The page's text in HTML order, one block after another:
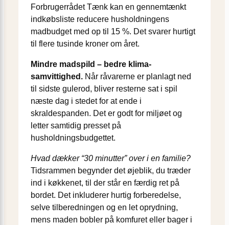
Forbrugerrådet Tænk kan en gennemtænkt
indkøbsliste reducere husholdningens
madbudget med op til 15 %. Det svarer hurtigt
til flere tusinde kroner om året.
Mindre madspild – bedre klima­
samvittighed. Når råvarerne er planlagt ned
til sidste gulerod, bliver resterne sat i spil
næste dag i stedet for at ende i
skraldespanden. Det er godt for miljøet og
letter samtidig presset på
husholdningsbudgettet.
Hvad dækker “30 minutter” over i en familie?
Tidsrammen begynder det øjeblik, du træder
ind i køkkenet, til der står en færdig ret på
bordet. Det inkluderer hurtig forberedelse,
selve tilberedningen og en let oprydning,
mens maden bobler på komfuret eller bager i